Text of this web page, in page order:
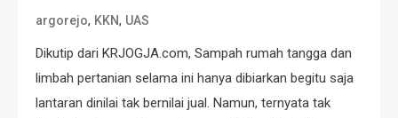
argorejo, KKN, UAS
Dikutip dari KRJOGJA.com, Sampah rumah tangga dan
limbah pertanian selama ini hanya dibiarkan begitu saja
lantaran dinilai tak bernilai jual. Namun, ternyata tak